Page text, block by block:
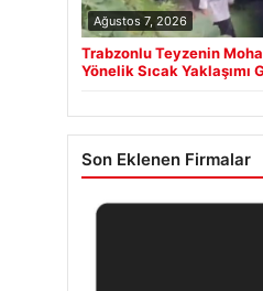
Ağustos 7, 2026
Trabzonlu Teyzenin
Yönelik Sıcak Yaklaşımı
Son Eklenen Firmalar